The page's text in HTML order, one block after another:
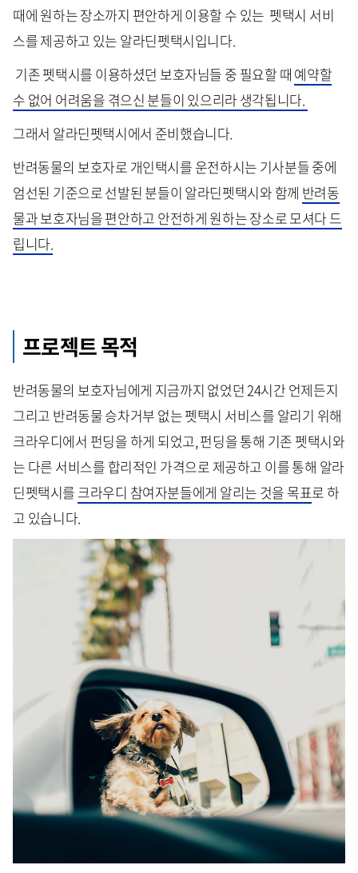
때에 원하는 장소까지 편안하게 이용할 수 있는 펫택시 서비
스를 제공하고 있는 알라딘펫택시입니다.
기존 펫택시를 이용하셨던 보호자님들 중 필요할 때 예약할
수 없어 어려움을 겪으신 분들이 있으리라 생각됩니다.
그래서 알라딘펫택시에서 준비했습니다.
반려동물의 보호자로 개인택시를 운전하시는 기사분들 중에
엄선된 기준으로 선발된 분들이 알라딘펫택시와 함께 반려동
물과 보호자님을 편안하고 안전하게 원하는 장소로 모셔다 드
립니다.
프로젝트 목적
반려동물의 보호자님에게 지금까지 없었던 24시간 언제든지
그리고 반려동물 승차거부 없는펫택시 서비스를 알리기 위해
크라우디에서 펀딩을 하게 되었고, 펀딩을 통해 기존 펫택시와
는 다른 서비스를 합리적인 가격으로 제공하고 이를 통해 알라
딘펫택시를 크라우디 참여자분들에게 알리는 것을 목표로 하
고 있습니다.